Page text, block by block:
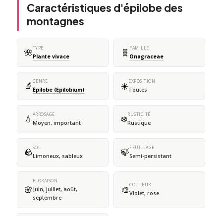
Caractéristiques d'épilobe des
montagnes
🌺TYPE
Plante vivace 🧬 FAMILLE
Onagraceae
🔬 GENRE
Épilobe (Epilobium) ☀️EXPOSITION
Toutes
💧 ARROSAGE
Moyen, important ❄️RUSTICITÉ
Rustique
🪨SOL
Limoneux, sableux 🍃FEUILLAGE
Semi-persistant
🌸
FLORAISON
Juin, juillet, août,
septembre
🎨COULEUR
Violet, rose